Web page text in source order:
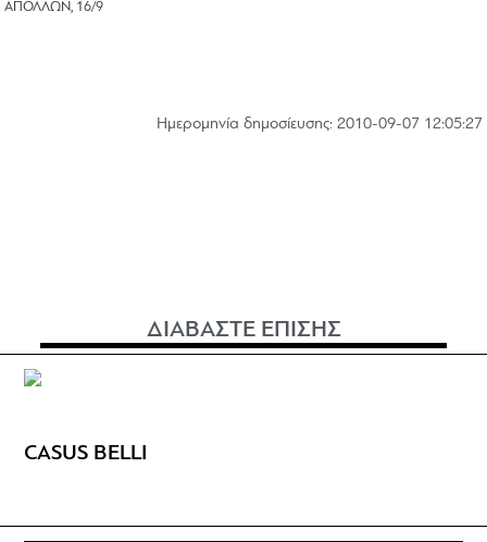
ΑΠΟΛΛΩΝ, 16/9
Hμερομηνία δημοσίευσης: 2010-09-07 12:05:27
ΔΙΑΒΑΣΤΕ ΕΠΙΣΗΣ
CASUS BELLI